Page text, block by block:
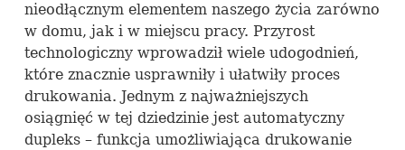
nieodłącznym elementem naszego życia zarówno
w domu, jak i w miejscu pracy. Przyrost
technologiczny wprowadził wiele udogodnień,
które znacznie usprawniły i ułatwiły proces
drukowania. Jednym z najważniejszych
osiągnięć w tej dziedzinie jest automatyczny
dupleks – funkcja umożliwiająca drukowanie